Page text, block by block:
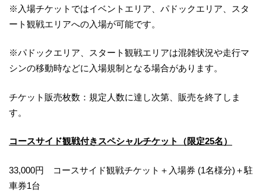
※入場チケットではイベントエリア、パドックエリア、スタ
ート観戦エリアへの入場が可能です。
※パドックエリア、スタート観戦エリアは混雑状況や走行マ
シンの移動時などに入場規制となる場合があります。
チケット販売枚数：規定人数に達し次第、販売を終了しま
す。
コースサイド観戦付きスペシャルチケット（限定25名）
33,000円 コースサイド観戦チケット＋入場券 (1名様分)＋駐
車券1台